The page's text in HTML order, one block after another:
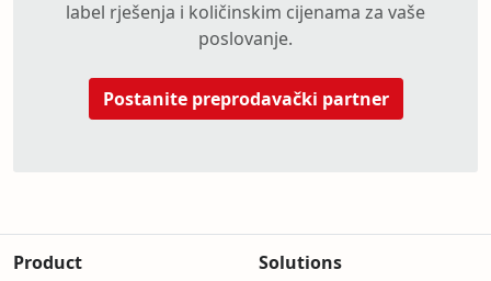
label rješenja i količinskim cijenama za vaše
poslovanje.
Postanite preprodavački partner
Product Solutions